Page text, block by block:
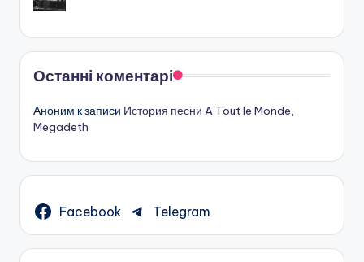
Останні коментарі
Аноним к записи История песни A Tout le Monde,
Megadeth
Facebook Telegram